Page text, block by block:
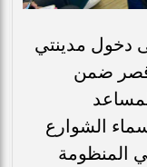
دخول مدينتي
ضمن
الشوارع
المنظومة